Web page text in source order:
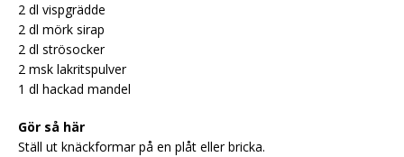
2 dl vispgrädde
2 dl mörk sirap
2 dl strösocker
2 msk lakritspulver
1 dl hackad mandel
Gör så här
Ställ ut knäckformar på en plåt eller bricka.